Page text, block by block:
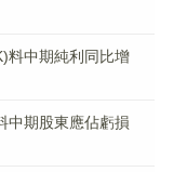
料中期純利同比增
中期股東應佔虧損